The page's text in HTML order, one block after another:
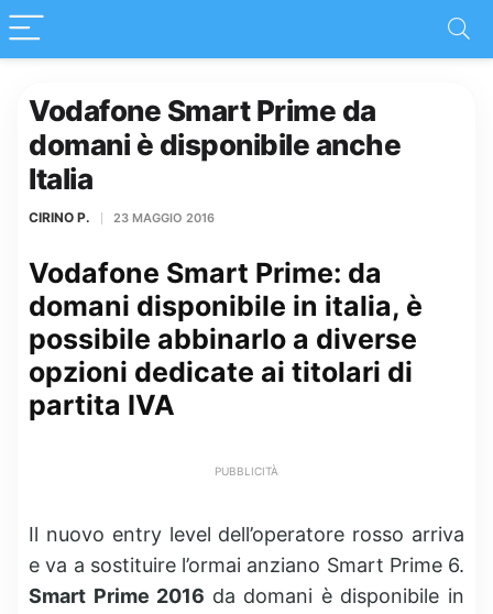
Vodafone Smart Prime da
domani è disponibile anche
Italia
CIRINO P. 23 MAGGIO 2016
Vodafone Smart Prime: da
domani disponibile in italia, è
possibile abbinarlo a diverse
opzioni dedicate ai titolari di
partita IVA
PUBBLICITÀ
Il nuovo entry level dell’operatore rosso arriva
e va a sostituire l’ormai anziano Smart Prime 6.
Smart Prime 2016 da domani è disponibile in